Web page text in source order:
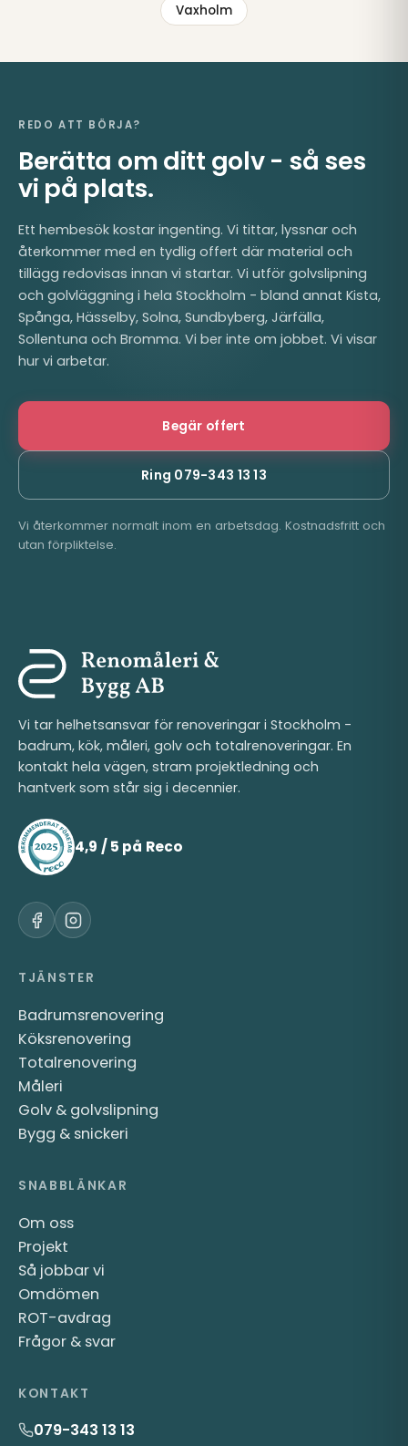
Vaxholm
REDO ATT BÖRJA?
Berätta om ditt golv - så ses
vi på plats.
Ett hembesök kostar ingenting. Vi tittar, lyssnar och
återkommer med en tydlig offert där material och
tillägg redovisas innan vi startar. Vi utför golvslipning
och golvläggning i hela Stockholm - bland annat Kista,
Spånga, Hässelby, Solna, Sundbyberg, Järfälla,
Sollentuna och Bromma. Vi ber inte om jobbet. Vi visar
hur vi arbetar.
Begär offert
Ring 079-343 13 13
Vi återkommer normalt inom en arbetsdag. Kostnadsfritt och
utan förpliktelse.
Vi tar helhetsansvar för renoveringar i Stockholm -
badrum, kök, måleri, golv och totalrenoveringar. En
kontakt hela vägen, stram projektledning och
hantverk som står sig i decennier.
4,9 / 5 på Reco
TJÄNSTER
Badrumsrenovering
Köksrenovering
Totalrenovering
Måleri
Golv & golvslipning
Bygg & snickeri
SNABBLÄNKAR
Om oss
Projekt
Så jobbar vi
Omdömen
ROT-avdrag
Frågor & svar
KONTAKT
079-343 13 13